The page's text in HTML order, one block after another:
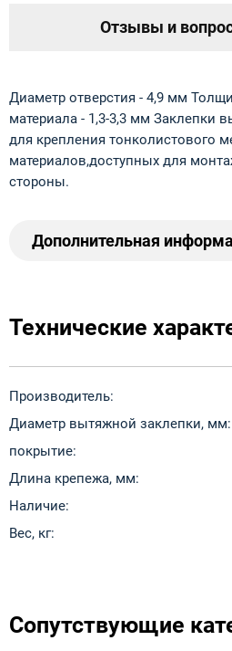
Отзывы и
Диаметр отверстия - 4,9 мм
материала - 1,3-3,3 мм Заклепки
для крепления тонколистового
материалов,доступных для
стороны.
Дополнительная
Технические
Производитель:
Диаметр вытяжной заклепки, мм:
покрытие:
Длина крепежа, мм:
Наличие:
Вес, кг:
Сопутствующие